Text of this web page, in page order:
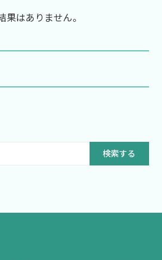
果はありません。
検索する